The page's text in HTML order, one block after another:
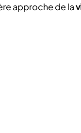
approche de la